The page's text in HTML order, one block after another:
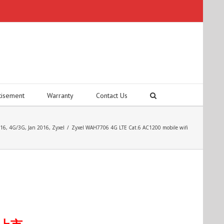
Warranty Contact Us
, 4G/3G, Jan 2016, Zyxel / Zyxel WAH7706 4G LTE Cat.6 AC1200 mobile wifi